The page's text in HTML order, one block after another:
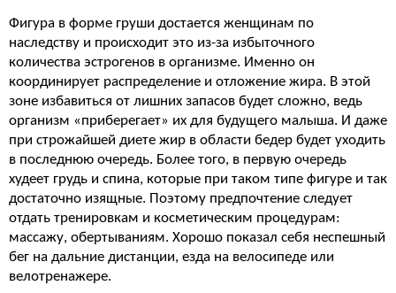
Фигура в форме груши достается женщинам по
наследству и происходит это из-за избыточного
количества эстрогенов в организме. Именно он
координирует распределение и отложение жира. В этой
зоне избавиться от лишних запасов будет сложно, ведь
организм «приберегает» их для будущего малыша. И даже
при строжайшей диете жир в области бедер будет уходить
в последнюю очередь. Более того, в первую очередь
худеет грудь и спина, которые при таком типе фигуре и так
достаточно изящные. Поэтому предпочтение следует
отдать тренировкам и косметическим процедурам:
массажу, обертываниям. Хорошо показал себя неспешный
бег на дальние дистанции, езда на велосипеде или
велотренажере.